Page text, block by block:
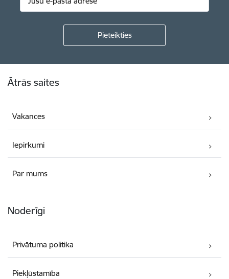
Ātrās saites
Vakances
Iepirkumi
Par mums
Noderīgi
Privātuma politika
Piekļūstamība